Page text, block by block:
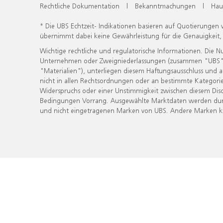
Rechtliche Dokumentation | Bekanntmachungen |
* Die UBS Echtzeit- Indikationen basieren auf
übernimmt dabei keine Gewährleistung für die
Wichtige rechtliche und regulatorische Informationen. Die
Unternehmen oder Zweigniederlassungen (zusammen
"Materialien"), unterliegen diesem Haftungsausschluss
nicht in allen Rechtsordnungen oder an bestimmte
Widerspruchs oder einer Unstimmigkeit zwischen diesem
Bedingungen Vorrang. Ausgewählte Marktdaten werden
und nicht eingetragenen Marken von UBS. Andere Marken